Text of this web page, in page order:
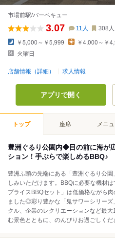
市場前駅/バーベキュー
3.07 11 人 308 人
￥5,000～￥5,999
￥4,000～￥
火曜日
店舗情報（詳細） 求人情報
アプリで開く
トップ 座席 メニ
豊洲ぐるり公園内◆目の前に海が
ション！手ぶらで楽しめるBBQ♪
豊洲ふ頭の先端にある「豊洲ぐるり公
しみいただけます。BBQに必要な機材
プライスBBQセット」は低価格ながら
ました◎彩り豊かな「鬼サワーシリー
クル、企業のレクリエーションなど最
む景色とともに、のんびりお過ごしくだ